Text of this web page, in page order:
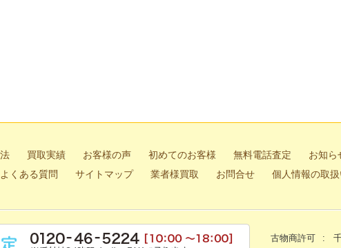
買取実績 お客様の声 初めてのお客様 無料電話査定
お知ら
よくある質問 サイトマップ 業者様買取 お問合せ 個人情報の取
古物商許可